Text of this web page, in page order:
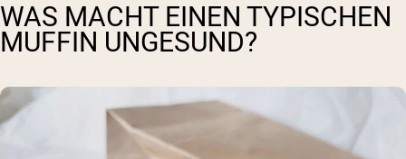
WAS MACHT EINEN TYPISCHEN
MUFFIN UNGESUND?